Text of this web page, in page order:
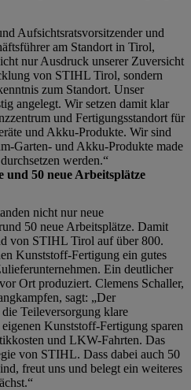
Aufsichtsratsvorsitzender und
am Standort in Tirol,
nur Ausdruck unserer Zuversicht
von STIHL Tirol, sondern
zum Standort. Unser
angelegt. Wir setzen damit klar
und Fertigungsstandort für
und Akku-Produkte. Wir sind
Garten- und Akku-Produkte made
werden.“
50 neue Arbeitsplätze
nicht nur neue
50 neue Arbeitsplätze. Damit
von STIHL Tirol auf über 800.
Kunststoff-Fertigung ein gutes
Ein deutlicher
Ort produziert. Clemens Schaller,
sagt: „Der
Teileversorgung klare
Kunststoff-Fertigung sparen
und LKW-Fahrten. Das
von STIHL. Dass dabei auch 50
freut uns und belegt ein weiteres